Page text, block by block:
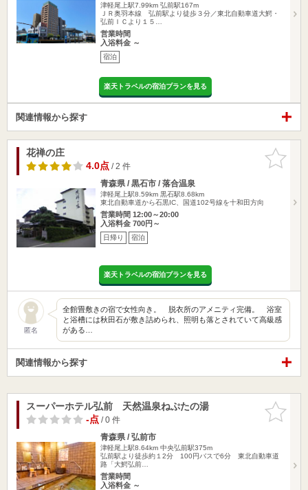
津軽尾上駅7.99km 弘前駅167m
ＪＲ奥羽本線 弘前駅より徒歩３分／東北自動車道大鰐・
弘前ＩＣより１５…
営業時間
入浴料金 ～
宿泊
楽天トラベルの宿泊プランを見る
関連情報から探す
お気に入
りに追加
花禅の庄
4.0点/ 2 件
青森県 / 黒石市 / 落合温泉
津軽尾上駅8.59km 黒石駅8.68km
東北自動車道から石黒IC、国道102号線を十和田方向
営業時間 12:00～20:00
入浴料金 700円～
日帰り 宿泊
楽天トラベルの宿泊プランを見る
匿名
全館畳敷きの宿で女性向き。 脱衣所のアメニティ完備。 浴室
と浴槽には秋田石が敷き詰められ、照明も落とされていて高級感
がある…
関連情報から探す
お気に入
りに追加
スーパーホテル弘前 天然温泉ねぷたの湯
-点/ 0 件
青森県 / 弘前市
津軽尾上駅8.64km 中央弘前駅375m
弘前駅より徒歩約１2分 100円バスで6分 東北自動車道
路「大鰐弘前…
営業時間
入浴料金 ～